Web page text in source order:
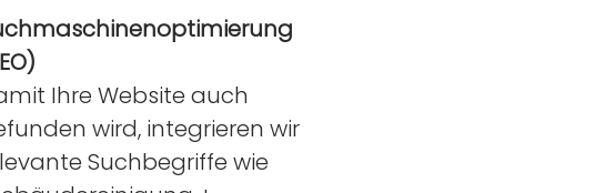
Ihre Website auch
wird, integrieren wir
Suchbegriffe wie